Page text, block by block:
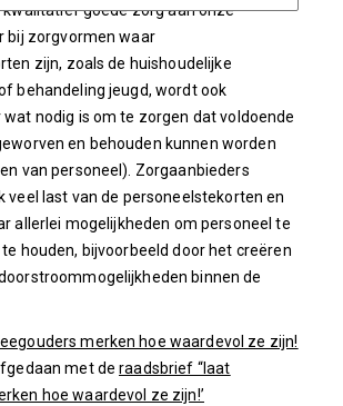
kwalitatief goede zorg aan onze
bij zorgvormen waar
zijn, zoals de huishoudelijke
behandeling jeugd, wordt ook
nodig is om te zorgen dat voldoende
en behouden kunnen worden
van personeel). Zorgaanbieders
veel last van de personeelstekorten en
allerlei mogelijkheden om personeel te
houden, bijvoorbeeld door het creëren
binnen de
merken hoe waardevol ze zijn!
met deraadsbrief “laat
hoe waardevol ze zijn!’